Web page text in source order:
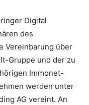
Digital
des
Vereinbarung über
Gruppe und der zu
Immonet-
werden unter
AG vereint. An